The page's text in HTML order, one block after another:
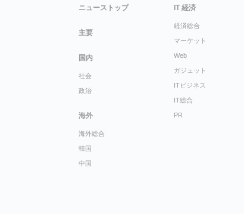
ニューストップ
主要
国内
社会
政治
海外
海外総合
韓国
中国
IT 経済
経済総合
マーケット
Web
ガジェット
ITビジネス
IT総合
PR